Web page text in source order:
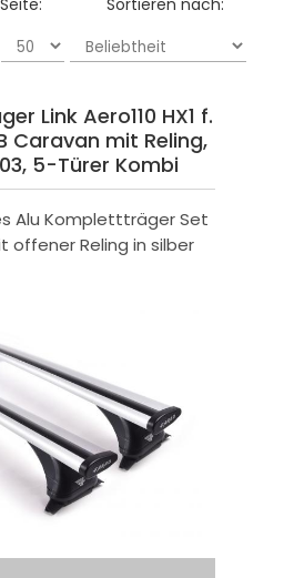
Sortieren nach:
Link Aero110 HX1 f.
Caravan mit Reling,
5-Türer Kombi
Alu Komplettträger Set
offener Reling in silber